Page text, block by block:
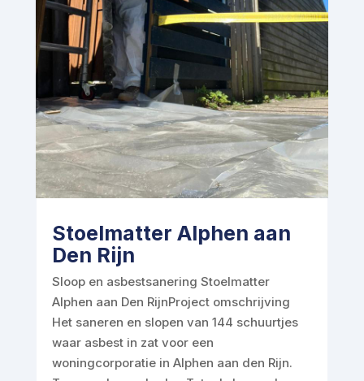
Stoelmatter Alphen aan
Den Rijn
Sloop en asbestsanering Stoelmatter
Alphen aan Den RijnProject omschrijving
Het saneren en slopen van 144 schuurtjes
waar asbest in zat voor een
woningcorporatie in Alphen aan den Rijn.